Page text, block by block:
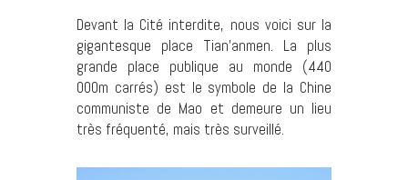
Devant la Cité interdite, nous voici sur la
gigantesque place Tian’anmen. La plus
grande place publique au monde (440
000m carrés) est le symbole de la Chine
communiste de Mao et demeure un lieu
très fréquenté, mais très surveillé.